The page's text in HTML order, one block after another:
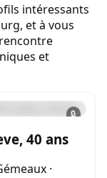
intéressants
et à vous
et
🔒
40 ans
·